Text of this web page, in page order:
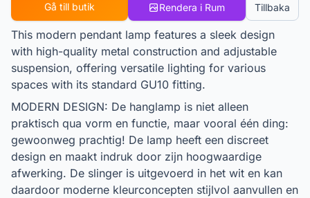
Gå till butik Rendera i Rum Tillbaka
This modern pendant lamp features a sleek design
with high-quality metal construction and adjustable
suspension, offering versatile lighting for various
spaces with its standard GU10 fitting.
MODERN DESIGN: De hanglamp is niet alleen
praktisch qua vorm en functie, maar vooral één ding:
gewoonweg prachtig! De lamp heeft een discreet
design en maakt indruk door zijn hoogwaardige
afwerking. De slinger is uitgevoerd in het wit en kan
daardoor moderne kleurconcepten stijlvol aanvullen en